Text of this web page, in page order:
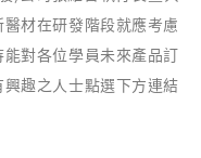
材在研發階段就應考慮
對各位學員未來產品訂
趣之人士點選下方連結